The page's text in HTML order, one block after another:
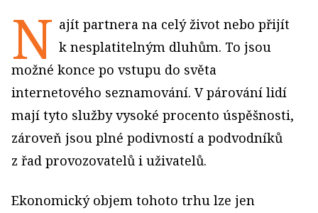
N ajít partnera na celý život nebo přijít
k nesplatitelným dluhům. To jsou
možné konce po vstupu do světa
internetového seznamování. V párování lidí
mají tyto služby vysoké procento úspěšnosti,
zároveň jsou plné podivností a podvodníků
z řad provozovatelů i uživatelů.
Ekonomický objem tohoto trhu lze jen